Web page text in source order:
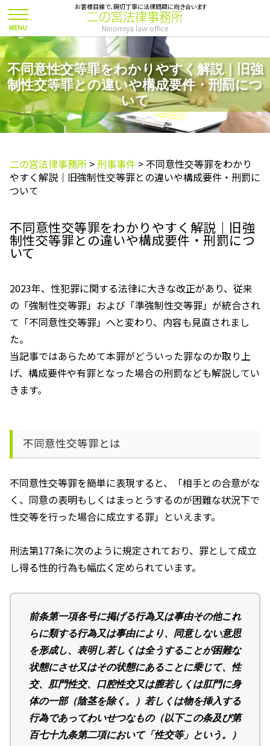
不同意性交等罪をわかりやすく解説｜旧強
制性交等罪との違いや構成要件・刑罰につ
いて
お客様目線で、親切丁寧に法律問題に向き合います
二の宮法律事務所
Ninomiya law office
二の宮法律事務所 >刑事事件 >不同意性交等罪をわかり
やすく解説｜旧強制性交等罪との違いや構成要件・刑罰に
ついて
不同意性交等罪をわかりやすく解説｜旧強
制性交等罪との違いや構成要件・刑罰につ
いて
2023年、性犯罪に関する法律に大きな改正があり、従来
の「強制性交等罪」および「準強制性交等罪」が統合され
て「不同意性交等罪」へと変わり、内容も見直されまし
た。
当記事ではあらためて本罪がどういった罪なのか取り上
げ、構成要件や有罪となった場合の刑罰なども解説してい
きます。
不同意性交等罪とは
不同意性交等罪を簡単に表現すると、「相手との合意がな
く、同意の表明もしくはまっとうするのが困難な状況下で
性交等を行った場合に成立する罪」といえます。
刑法第177条に次のように規定されており、罪として成立
し得る性的行為も幅広く定められています。
前条第一項各号に掲げる行為又は事由その他これ
らに類する行為又は事由により、同意しない意思
を形成し、表明し若しくは全うすることが困難な
状態にさせ又はその状態にあることに乗じて、性
交、肛門性交、口腔性交又は膣若しくは肛門に身
体の一部（陰茎を除く。）若しくは物を挿入する
行為であってわいせつなもの（以下この条及び第
百七十九条第二項において「性交等」という。）